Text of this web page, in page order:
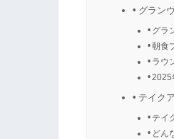
グラン
グラ
朝食
ラウ
2025
テイク
テイ
どん